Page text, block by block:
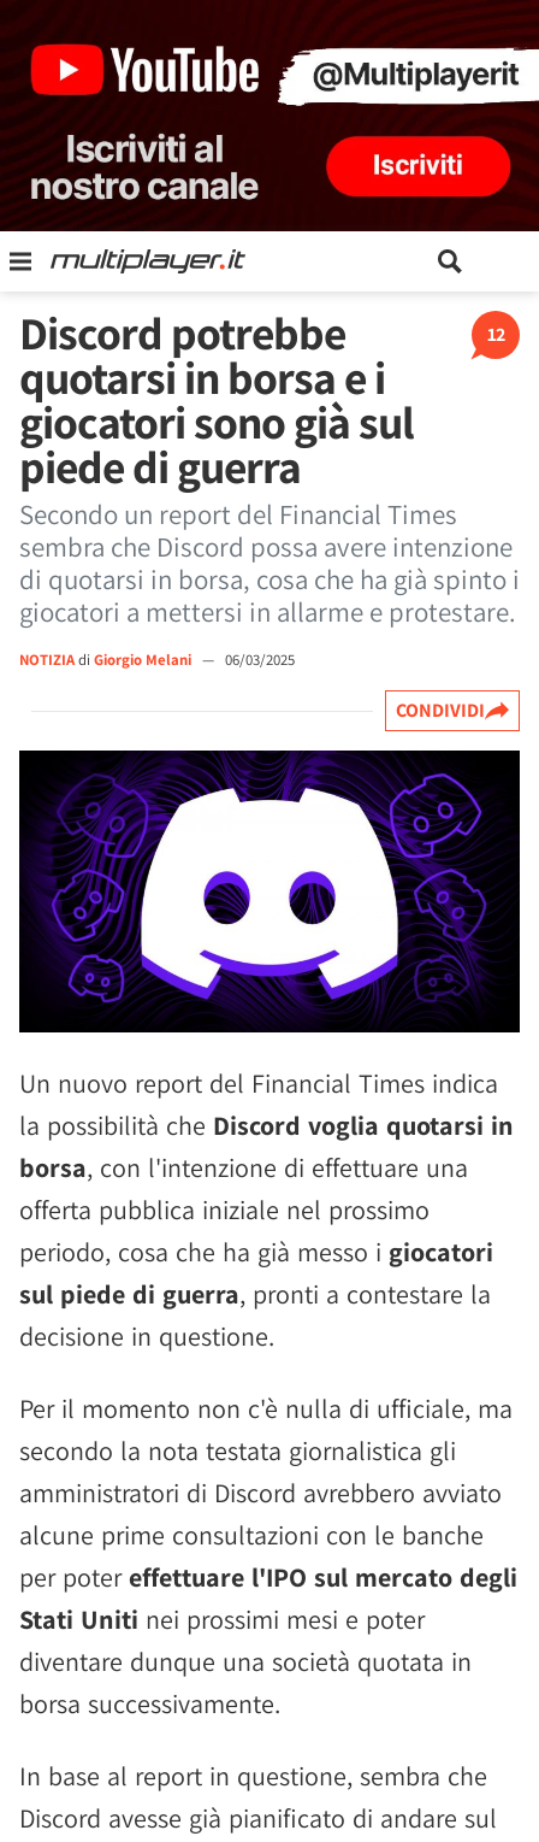
12
Discord potrebbe
quotarsi in borsa e i
giocatori sono già sul
piede di guerra
Secondo un report del Financial Times
sembra che Discord possa avere intenzione
di quotarsi in borsa, cosa che ha già spinto i
giocatori a mettersi in allarme e protestare.
NOTIZIAdi Giorgio Melani — 06/03/2025
CONDIVIDI
Un nuovo report del Financial Times indica
la possibilità che Discord voglia quotarsi in
borsa, con l'intenzione di effettuare una
offerta pubblica iniziale nel prossimo
periodo, cosa che ha già messo i giocatori
sul piede di guerra, pronti a contestare la
decisione in questione.
Per il momento non c'è nulla di ufficiale, ma
secondo la nota testata giornalistica gli
amministratori di Discord avrebbero avviato
alcune prime consultazioni con le banche
per potereffettuare l'IPO sul mercato degli
Stati Uniti nei prossimi mesi e poter
diventare dunque una società quotata in
borsa successivamente.
In base al report in questione, sembra che
Discord avesse già pianificato di andare sul